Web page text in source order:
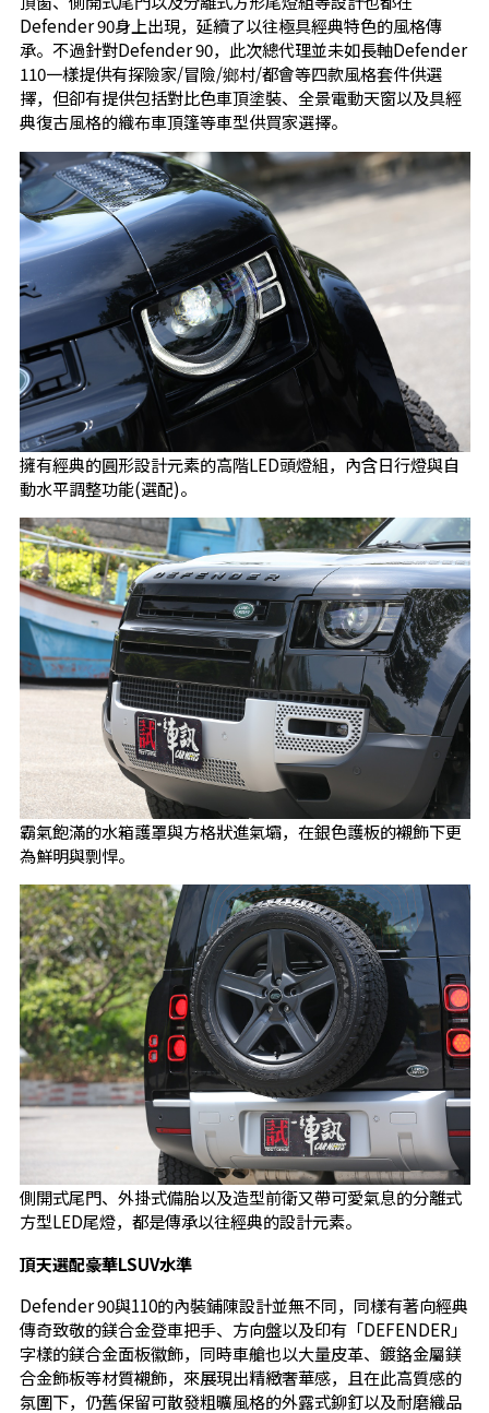
Defender 90身上出現，延續了以往極具經典特色的風格傳
承。不過針對Defender 90，此次總代理並未如長軸Defender
110一樣提供有探險家/冒險/鄉村/都會等四款風格套件供選
擇，但卻有提供包括對比色車頂塗裝、全景電動天窗以及具經
典復古風格的織布車頂篷等車型供買家選擇。
擁有經典的圓形設計元素的高階LED頭燈組，內含日行燈與自
動水平調整功能(選配)。
霸氣飽滿的水箱護罩與方格狀進氣壩，在銀色護板的襯飾下更
為鮮明與剽悍。
側開式尾門、外掛式備胎以及造型前衛又帶可愛氣息的分離式
方型LED尾燈，都是傳承以往經典的設計元素。
頂天選配豪華LSUV水準
Defender 90與110的內裝鋪陳設計並無不同，同樣有著向經典
傳奇致敬的鎂合金登車把手、方向盤以及印有「DEFENDER」
字樣的鎂合金面板徽飾，同時車艙也以大量皮革、鍍鉻金屬鎂
合金飾板等材質襯飾，來展現出精緻奢華感，且在此高質感的
氛圍下，仍舊保留可散發粗曠風格的外露式鉚釘以及耐磨織品